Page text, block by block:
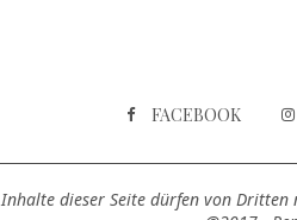
FACEBOOK
Inhalte dieser Seite dürfen von Dritten